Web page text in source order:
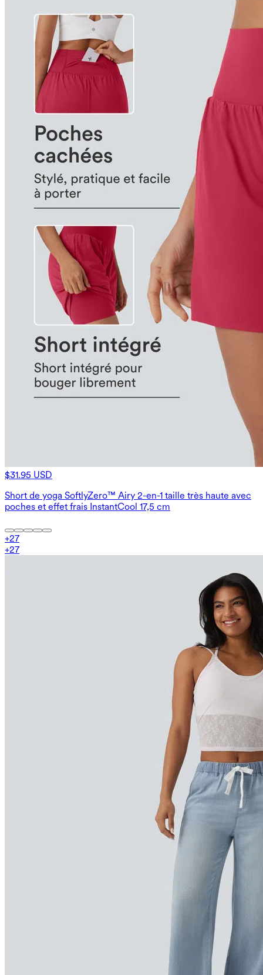
$31.95 USD
Short de yoga SoftlyZero™ Airy 2-en-1 taille très haute avec
poches et effet frais InstantCool 17,5 cm
+27
+27